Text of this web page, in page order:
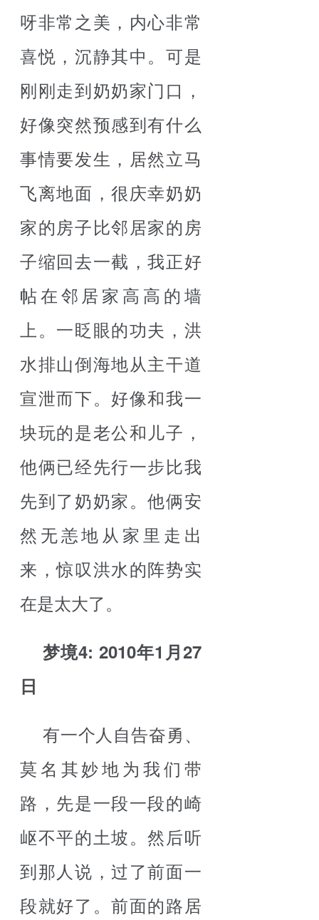
呀非常之美，内心非常
喜悦，沉静其中。可是
刚刚走到奶奶家门口，
好像突然预感到有什么
事情要发生，居然立马
飞离地面，很庆幸奶奶
家的房子比邻居家的房
子缩回去一截，我正好
帖在邻居家高高的墙
上。一眨眼的功夫，洪
水排山倒海地从主干道
宣泄而下。好像和我一
块玩的是老公和儿子，
他俩已经先行一步比我
先到了奶奶家。他俩安
然无恙地从家里走出
来，惊叹洪水的阵势实
在是太大了。
梦境4: 2010年1月27
日
有一个人自告奋勇、
莫名其妙地为我们带
路，先是一段一段的崎
岖不平的土坡。然后听
到那人说，过了前面一
段就好了。前面的路居